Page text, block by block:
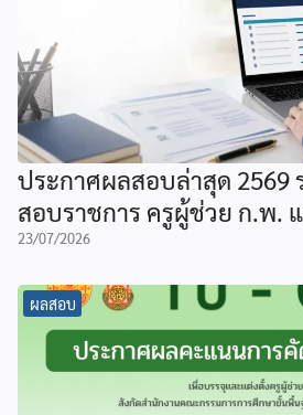
ประกาศผลสอบล่าสุด 2569
สอบราชการ ครูผู้ช่วย ก.พ.
23/07/2026
ผลสอบ